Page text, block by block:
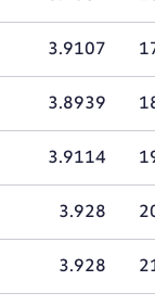
3.9107
3.8939
3.9114
3.928
3.928